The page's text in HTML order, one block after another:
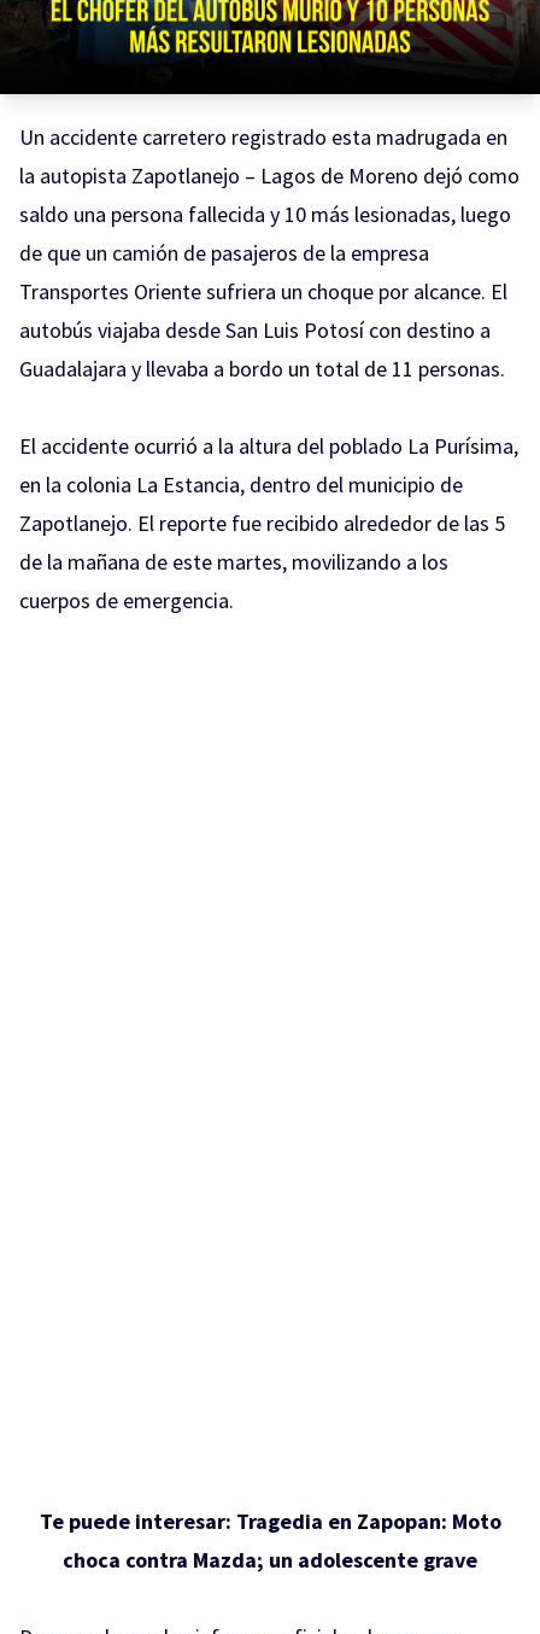
Un accidente carretero registrado esta madrugada en
la autopista Zapotlanejo – Lagos de Moreno dejó como
saldo una persona fallecida y 10 más lesionadas, luego
de que un camión de pasajeros de la empresa
Transportes Oriente sufriera un choque por alcance. El
autobús viajaba desde San Luis Potosí con destino a
Guadalajara y llevaba a bordo un total de 11 personas.
El accidente ocurrió a la altura del poblado La Purísima,
en la colonia La Estancia, dentro del municipio de
Zapotlanejo. El reporte fue recibido alrededor de las 5
de la mañana de este martes, movilizando a los
cuerpos de emergencia.
Te puede interesar: Tragedia en Zapopan: Moto
choca contra Mazda; un adolescente grave